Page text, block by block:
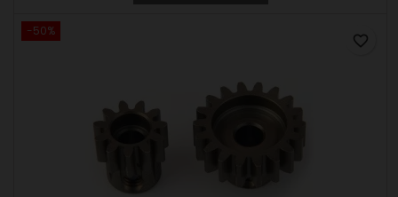
-50%
favorite_border